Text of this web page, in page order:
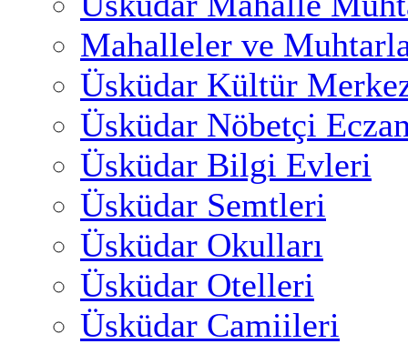
Mahalleler ve
Üsküdar Kültür
Üsküdar Nöbetçi
Üsküdar Bilgi Evleri
Üsküdar Semtleri
Üsküdar Okulları
Üsküdar Otelleri
Üsküdar Camiileri